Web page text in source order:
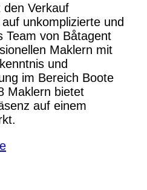
den Verkauf
unkomplizierte und
Team von Båtagent
Maklern mit
und
im Bereich Boote
Maklern bietet
auf einem